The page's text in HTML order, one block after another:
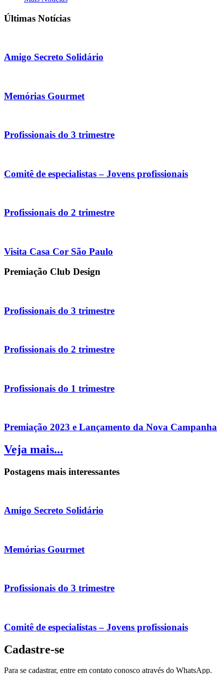
Últimas Notícias
Amigo Secreto Solidário
Memórias Gourmet
Profissionais do 3 trimestre
Comitê de especialistas – Jovens profissionais
Profissionais do 2 trimestre
Visita Casa Cor São Paulo
Premiação Club Design
Profissionais do 3 trimestre
Profissionais do 2 trimestre
Profissionais do 1 trimestre
Premiação 2023 e Lançamento da Nova Campanha
Veja mais...
Postagens mais interessantes
Amigo Secreto Solidário
Memórias Gourmet
Profissionais do 3 trimestre
Comitê de especialistas – Jovens profissionais
Cadastre-se
Para se cadastrar, entre em contato conosco através do WhatsApp.